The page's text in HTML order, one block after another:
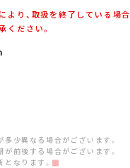
より、取扱を終了している場
ください。
多少異なる場合がございます。
が前後する場合がございます。
となります。